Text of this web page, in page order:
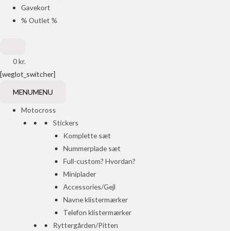
Gavekort
% Outlet %
0kr.
[weglot_switcher]
MENUMENU
Motocross
Stickers
Komplette sæt
Nummerplade sæt
Full-custom? Hvordan?
Miniplader
Accessories/Gejl
Navne klistermærker
Telefon klistermærker
Ryttergården/Pitten